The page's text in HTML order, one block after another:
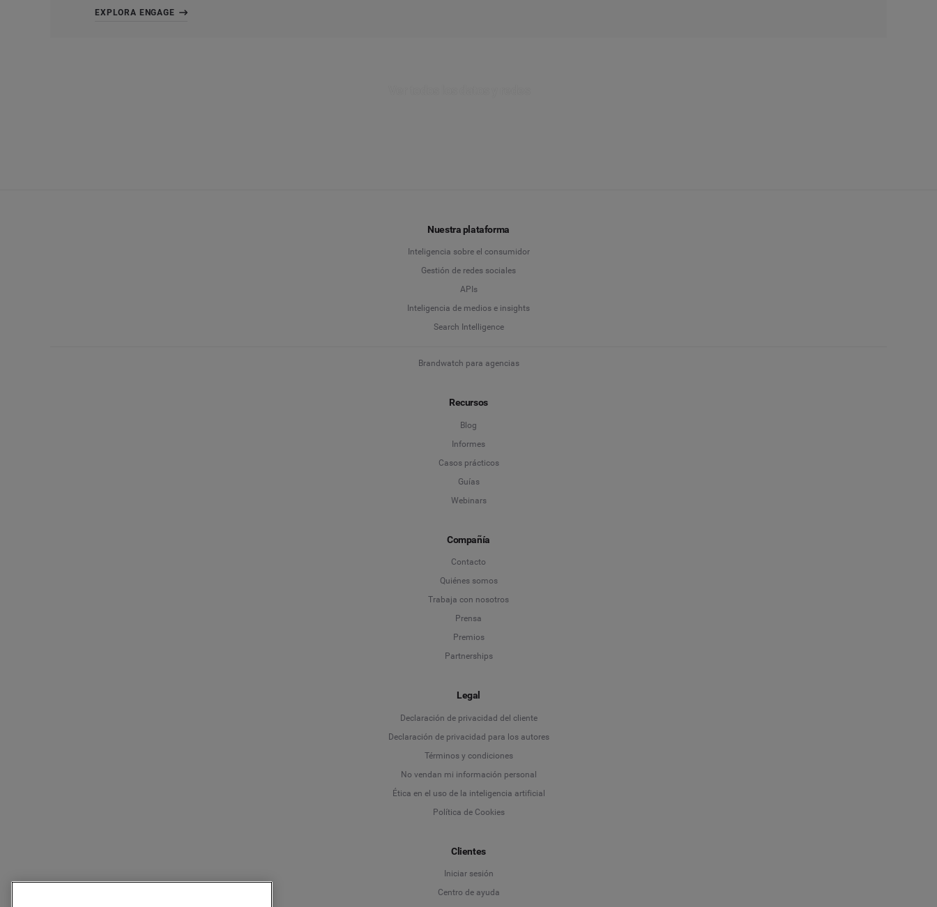
EXPLORA ENGAGE
Nuestra plataforma
Inteligencia sobre el consumidor
Gestión de redes sociales
APIs
Inteligencia de medios e insights
Search Intelligence
Brandwatch para agencias
Recursos
Blog
Informes
Casos prácticos
Guías
Webinars
Compañía
Contacto
Quiénes somos
Trabaja con nosotros
Prensa
Premios
Partnerships
Legal
Declaración de privacidad del cliente
Declaración de privacidad para los autores
Términos y condiciones
No vendan mi información personal
Ética en el uso de la inteligencia artificial
Política de Cookies
Clientes
Iniciar sesión
Centro de ayuda
Language
Deutsch